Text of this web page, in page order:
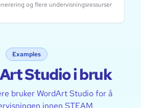
og flere undervisningsressurser
Examples
Studio i bruk
bruker WordArt Studio for å
innen STEAM